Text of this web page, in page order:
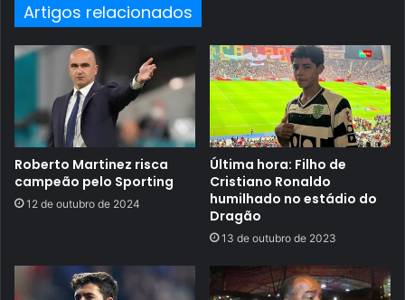
Artigos relacionados
Roberto Martinez risca
campeão pelo Sporting
12 de outubro de 2024
Última hora: Filho de
Cristiano Ronaldo
humilhado no estádio do
Dragão
13 de outubro de 2023